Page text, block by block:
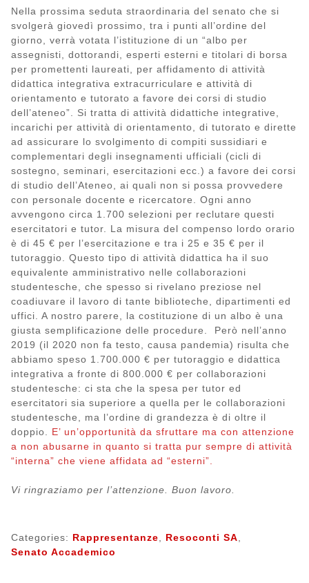
Nella prossima seduta straordinaria del senato che si
svolgerà giovedì prossimo, tra i punti all’ordine del
giorno, verrà votata l’istituzione di un “albo per
assegnisti, dottorandi, esperti esterni e titolari di borsa
per promettenti laureati, per affidamento di attività
didattica integrativa extracurriculare e attività di
orientamento e tutorato a favore dei corsi di studio
dell’ateneo”. Si tratta di attività didattiche integrative,
incarichi per attività di orientamento, di tutorato e dirette
ad assicurare lo svolgimento di compiti sussidiari e
complementari degli insegnamenti ufficiali (cicli di
sostegno, seminari, esercitazioni ecc.) a favore dei corsi
di studio dell’Ateneo, ai quali non si possa provvedere
con personale docente e ricercatore. Ogni anno
avvengono circa 1.700 selezioni per reclutare questi
esercitatori e tutor. La misura del compenso lordo orario
è di 45 € per l’esercitazione e tra i 25 e 35 € per il
tutoraggio. Questo tipo di attività didattica ha il suo
equivalente amministrativo nelle collaborazioni
studentesche, che spesso si rivelano preziose nel
coadiuvare il lavoro di tante biblioteche, dipartimenti ed
uffici. A nostro parere, la costituzione di un albo è una
giusta semplificazione delle procedure. Però nell’anno
2019 (il 2020 non fa testo, causa pandemia) risulta che
abbiamo speso 1.700.000 € per tutoraggio e didattica
integrativa a fronte di 800.000 € per collaborazioni
studentesche: ci sta che la spesa per tutor ed
esercitatori sia superiore a quella per le collaborazioni
studentesche, ma l’ordine di grandezza è di oltre il
doppio. E’ un’opportunità da sfruttare ma con attenzione
a non abusarne in quanto si tratta pur sempre di attività
“interna” che viene affidata ad “esterni”.
Vi ringraziamo per l’attenzione. Buon lavoro.
Categories: Rappresentanze Resoconti SA
Senato Accademico